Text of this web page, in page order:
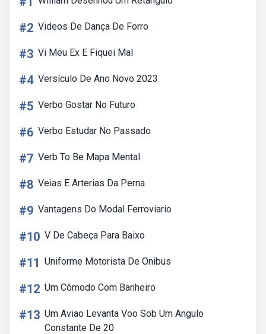
#2 Videos De Dança De Forro
#3 Vi Meu Ex E Fiquei Mal
#4 Versículo De Ano Novo 2023
#5 Verbo Gostar No Futuro
#6 Verbo Estudar No Passado
#7 Verb To Be Mapa Mental
#8 Veias E Arterias Da Perna
#9 Vantagens Do Modal Ferroviario
#10 V De Cabeça Para Baixo
#11 Uniforme Motorista De Onibus
#12 Um Cômodo Com Banheiro
#13 Um Aviao Levanta Voo Sob Um Angulo
Constante De 20